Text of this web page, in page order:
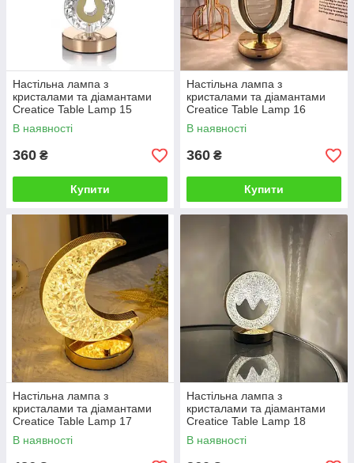
Настільна лампа з
кристалами та діамантами
Creatice Table Lamp 15
В наявності
360 ₴
Купити
Настільна лампа з
кристалами та діамантами
Creatice Table Lamp 16
В наявності
360 ₴
Купити
Настільна лампа з
кристалами та діамантами
Creatice Table Lamp 17
В наявності
Настільна лампа з
кристалами та діамантами
Creatice Table Lamp 18
В наявності